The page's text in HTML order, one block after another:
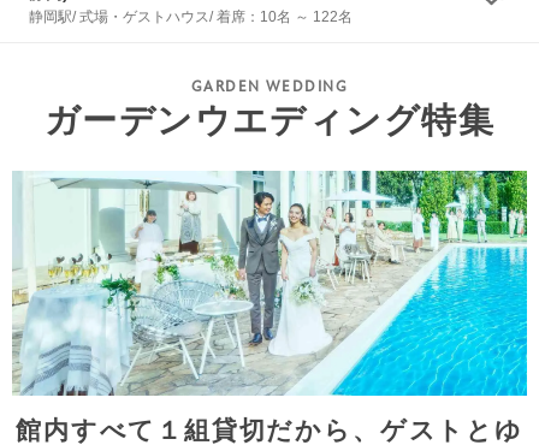
静岡駅/ 式場・ゲストハウス/ 着席：10名 ～ 122名 ク
ガーデンウエディング特集
館内すべて１組貸切だから、ゲストとゆ